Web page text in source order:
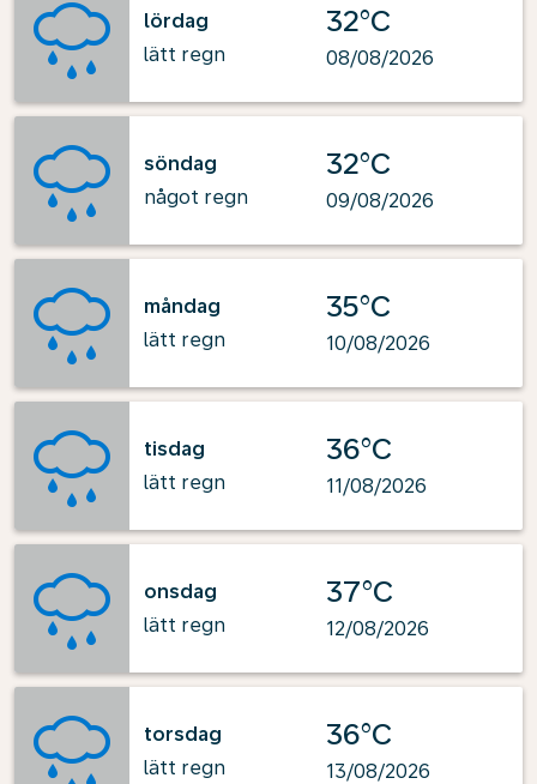
lördag
lätt regn
32°C
08/08/2026
söndag
något regn
32°C
09/08/2026
måndag
lätt regn
35°C
10/08/2026
tisdag
lätt regn
36°C
11/08/2026
onsdag
lätt regn
37°C
12/08/2026
torsdag
lätt regn
36°C
13/08/2026